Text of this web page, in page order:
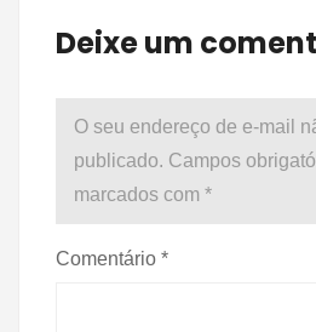
Deixe um
O seu endereço de e-mail
publicado. Campos
marcados com *
Comentário *